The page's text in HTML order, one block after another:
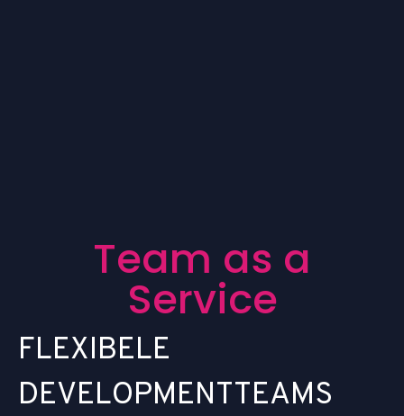
Team as a
Service
FLEXIBELE
DEVELOPMENTTEAMS